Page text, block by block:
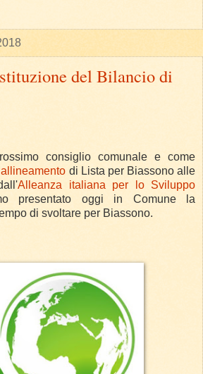
del Bilancio di
consiglio comunale e come
di Lista per Biassono alle
Alleanza italiana per lo Sviluppo
presentato oggi in Comune la
di svoltare per Biassono.